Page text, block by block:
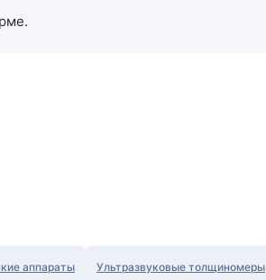
аппараты Ультразвуковые толщиномеры